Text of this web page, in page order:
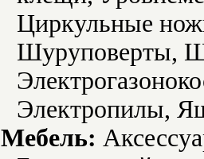
Циркульные
Шуруповерты,
Электропилы,
Мебель: